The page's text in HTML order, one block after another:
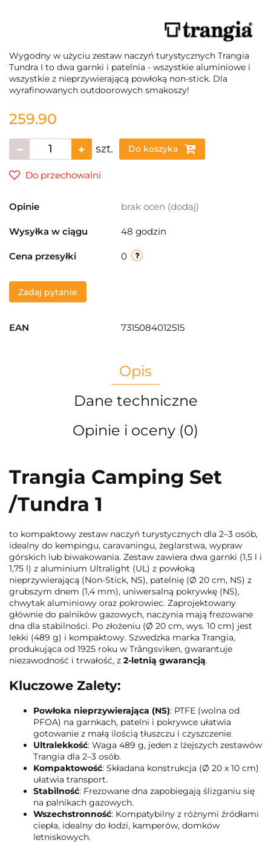
Wygodny w użyciu zestaw naczyń turystycznych Trangia
Tundra I to dwa garnki i patelnia - wszystkie aluminiowe i
wszystkie z nieprzywierającą powłoką non-stick. Dla
wyrafinowanych outdoorowych smakoszy!
259.90
szt. Do koszyka
Do przechowalni
Opinie brak ocen (dodaj)
Wysyłka w ciągu 48 godzin
Cena przesyłki 0
Zadaj pytanie
EAN 7315084012515
Opis
Dane techniczne
Opinie i oceny (0)
Trangia Camping Set
/Tundra 1
to kompaktowy zestaw naczyń turystycznych dla 2–3 osób,
idealny do kempingu, caravaningu, żeglarstwa, wypraw
górskich lub biwakowania. Zestaw zawiera dwa garnki (1,5 l i
1,75 l) z aluminium Ultralight (UL) z powłoką
nieprzywierającą (Non-Stick, NS), patelnię (Ø 20 cm, NS) z
grubszym dnem (1,4 mm), uniwersalną pokrywkę (NS),
chwytak aluminiowy oraz pokrowiec. Zaprojektowany
głównie do palników gazowych, naczynia mają frezowane
dna dla stabilności. Po złożeniu (Ø 20 cm, wys. 10 cm) jest
lekki (489 g) i kompaktowy. Szwedzka marka Trangia,
produkująca od 1925 roku w Trångsviken, gwarantuje
niezawodność i trwałość, z 2-letnią gwarancją.
Kluczowe Zalety:
Powłoka nieprzywierająca (NS): PTFE (wolna od
PFOA) na garnkach, patelni i pokrywce ułatwia
gotowanie z małą ilością tłuszczu i czyszczenie.
Ultralekkość: Waga 489 g, jeden z lżejszych zestawów
Trangia dla 2–3 osób.
Kompaktowość: Składana konstrukcja (Ø 20 x 10 cm)
ułatwia transport.
Stabilność: Frezowane dna zapobiegają ślizganiu się
na palnikach gazowych.
Wszechstronność: Kompatybilny z różnymi źródłami
ciepła, idealny do łodzi, kamperów, domków
letniskowych.